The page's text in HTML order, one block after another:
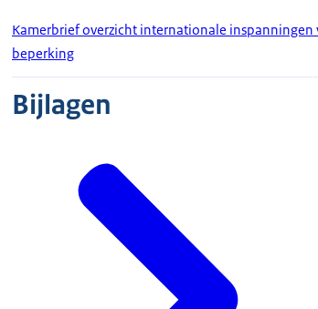
Kamerbrief overzicht internationale inspanningen
beperking
Bijlagen